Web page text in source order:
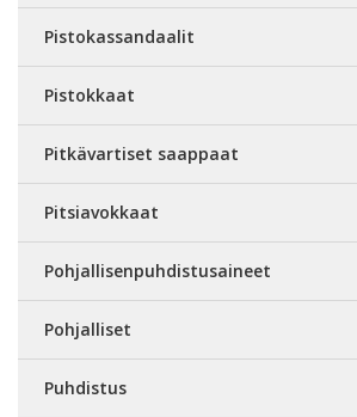
Pistokassandaalit
Pistokkaat
Pitkävartiset saappaat
Pitsiavokkaat
Pohjallisenpuhdistusaineet
Pohjalliset
Puhdistus